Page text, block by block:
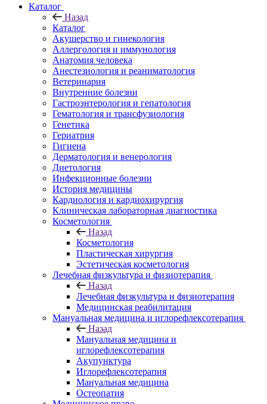
Каталог
Назад
Каталог
Акушерство и гинекология
Аллергология и иммунология
Анатомия человека
Анестезиология и реаниматология
Ветеринария
Внутренние болезни
Гастроэнтерология и гепатология
Гематология и трансфузиология
Генетика
Гериатрия
Гигиена
Дерматология и венерология
Диетология
Инфекционные болезни
История медицины
Кардиология и кардиохирургия
Клиническая лабораторная диагностика
Косметология
Назад
Косметология
Пластическая хирургия
Эстетическая косметология
Лечебная физкультура и физиотерапия
Назад
Лечебная физкультура и физиотерапия
Медицинская реабилитация
Мануальная медицина и иглорефлексотерапия
Назад
Мануальная медицина и
иглорефлексотерапия
Акупунктура
Иглорефлексотерапия
Мануальная медицина
Остеопатия